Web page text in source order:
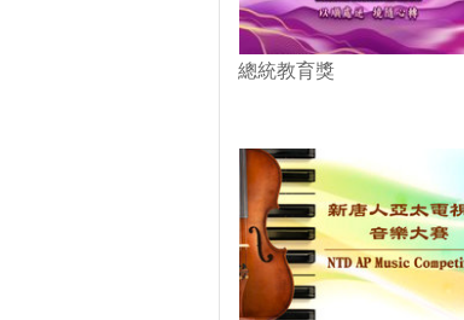
總統教育獎